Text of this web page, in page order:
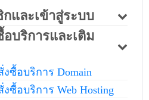
และเข้าสู่ระบบ
บริการและเติม
ซื้อบริการ Domain
ซื้อบริการ Web Hosting